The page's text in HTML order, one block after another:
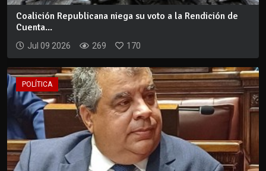
Coalición Republicana niega su voto a la Rendición de
Cuenta...
Jul 09 2026 269 170
POLÍTICA